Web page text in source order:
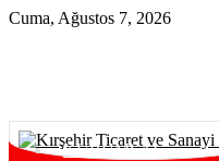
Cuma, Ağustos 7, 2026
KURUMSAL